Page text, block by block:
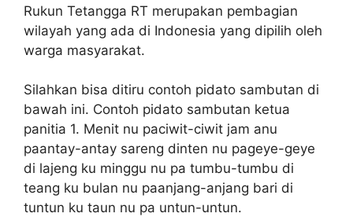
Rukun Tetangga RT merupakan pembagian
wilayah yang ada di Indonesia yang dipilih oleh
warga masyarakat.
Silahkan bisa ditiru contoh pidato sambutan di
bawah ini. Contoh pidato sambutan ketua
panitia 1. Menit nu paciwit-ciwit jam anu
paantay-antay sareng dinten nu pageye-geye
di lajeng ku minggu nu pa tumbu-tumbu di
teang ku bulan nu paanjang-anjang bari di
tuntun ku taun nu pa untun-untun.